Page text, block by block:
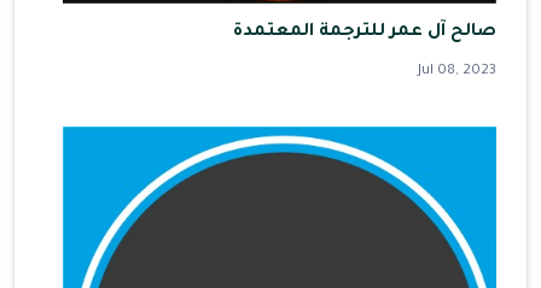
صالح آل عمر للترجمة المعتمدة
Jul 08, 2023